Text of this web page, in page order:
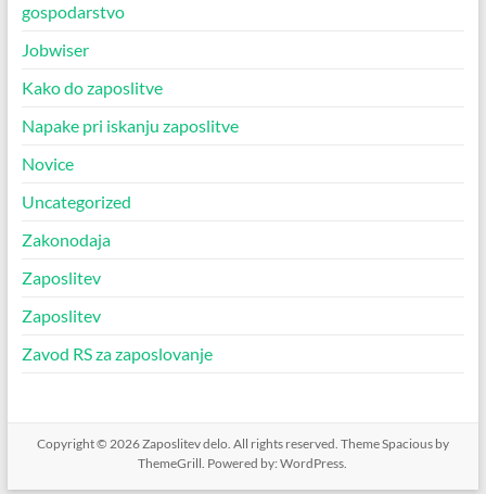
gospodarstvo
Jobwiser
Kako do zaposlitve
Napake pri iskanju zaposlitve
Novice
Uncategorized
Zakonodaja
Zaposlitev
Zaposlitev
Zavod RS za zaposlovanje
Copyright © 2026Zaposlitev delo. All rights reserved. ThemeSpaciousby
ThemeGrill. Powered by:WordPress.